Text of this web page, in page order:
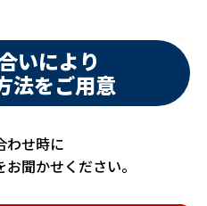
いにより
法をご用意
わせ時に
聞かせください。